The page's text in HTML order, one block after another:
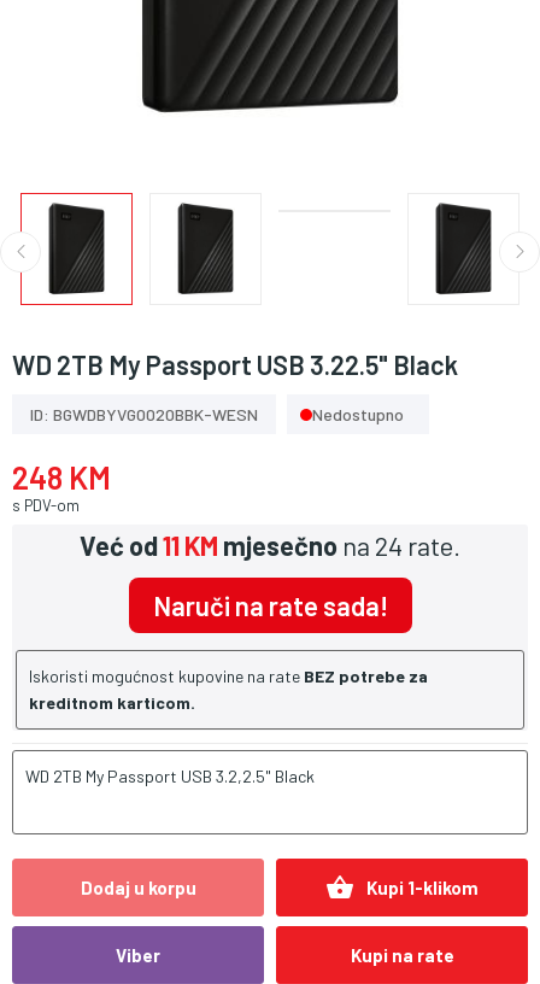
WD 2TB My Passport USB 3.22.5" Black
ID: BGWDBYVG0020BBK-WESN Nedostupno
248 KM
s PDV-om
Već od11 KM mjesečno na 24 rate.
Naruči na rate sada!
Iskoristi mogućnost kupovine na rate BEZ potrebe za
kreditnom karticom.
WD 2TB My Passport USB 3.2,2.5" Black
Dodaj u korpu shopping_basket Kupi 1-klikom
Viber Kupi na rate